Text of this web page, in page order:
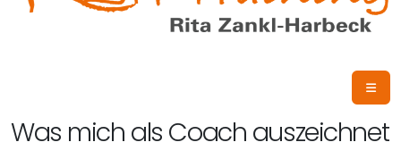
Was mich als Coach auszeichnet